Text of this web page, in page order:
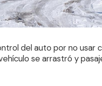
se arrastró y
del auto por no usar
se arrastró y